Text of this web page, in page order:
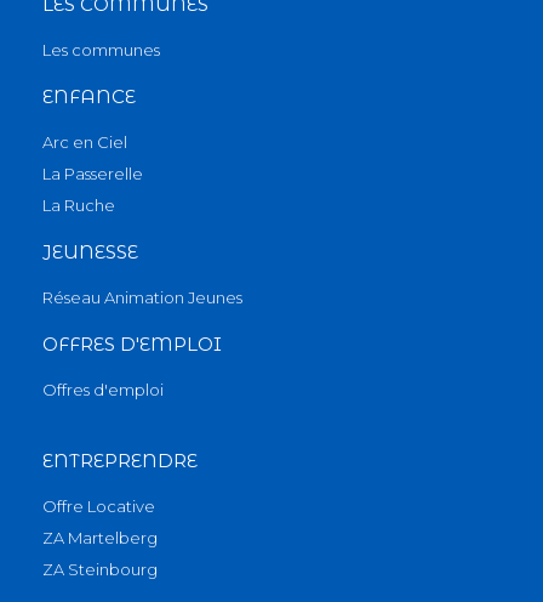
Les communes
ENFANCE
Arc en Ciel
La Passerelle
La Ruche
JEUNESSE
Réseau Animation Jeunes
OFFRES D'EMPLOI
Offres d'emploi
ENTREPRENDRE
Offre Locative
ZA Martelberg
ZA Steinbourg